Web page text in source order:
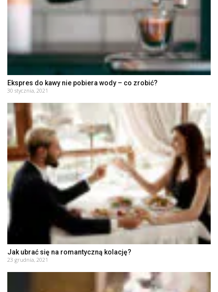
Ekspres do kawy nie pobiera wody – co zrobić?
30 stycznia, 2021
Jak ubrać się na romantyczną kolację?
23 grudnia, 2021